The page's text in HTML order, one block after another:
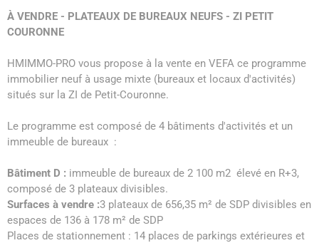
À VENDRE - PLATEAUX DE BUREAUX NEUFS - ZI PETIT
COURONNE
HMIMMO-PRO vous propose à la vente en VEFA ce programme
immobilier neuf à usage mixte (bureaux et locaux d'activités)
situés sur la ZI de Petit-Couronne.
Le programme est composé de 4 bâtiments d'activités et un
immeuble de bureaux :
Bâtiment D : immeuble de bureaux de 2 100 m2 élevé en R+3,
composé de 3 plateaux divisibles.
Surfaces à vendre :3 plateaux de 656,35 m² de SDP divisibles en
espaces de 136 à 178 m² de SDP
Places de stationnement : 14 places de parkings extérieures et